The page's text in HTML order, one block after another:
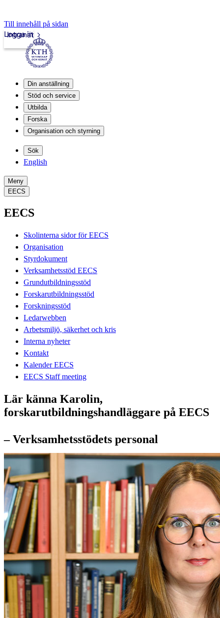
Till innehåll på sidan
Intranät
Logga in
Din anställning
Stöd och service
Utbilda
Forska
Organisation och styrning
Sök
English
Meny
EECS
EECS
Skolinterna sidor för EECS
Organisation
Styrdokument
Verksamhetsstöd EECS
Grundutbildningsstöd
Forskarutbildningsstöd
Forskningsstöd
Ledarwebben
Arbetsmiljö, säkerhet och kris
Interna nyheter
Kontakt
Kalender EECS
EECS Staff meeting
Lär känna Karolin,
forskarutbildningshandläggare på EECS
– Verksamhetsstödets personal